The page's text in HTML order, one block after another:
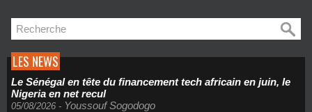
LES NEWS
Le Sénégal en tête du financement tech africain en juin, le
Nigeria en net recul
05/08/2026 - Youssouf Sogodogo